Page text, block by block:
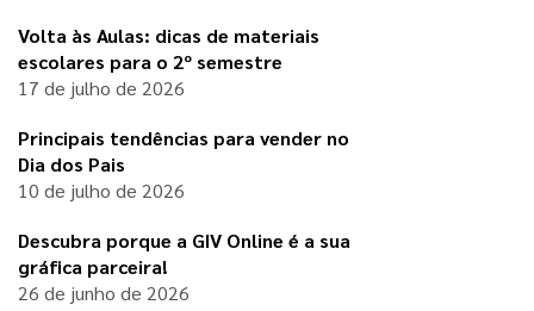
Volta às Aulas: dicas de materiais
escolares para o 2º semestre
17 de julho de 2026
Principais tendências para vender no
Dia dos Pais
10 de julho de 2026
Descubra porque a GIV Online é a sua
gráfica parceira!
26 de junho de 2026